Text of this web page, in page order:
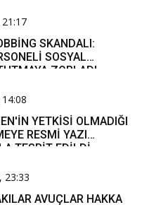
SKANDALI:
SOSYAL
ZORLADI
YETKİSİ OLMADIĞI
RESMİ YAZI
TESPİT EDİLDİ
23:33
AVUÇLAR HAKKA